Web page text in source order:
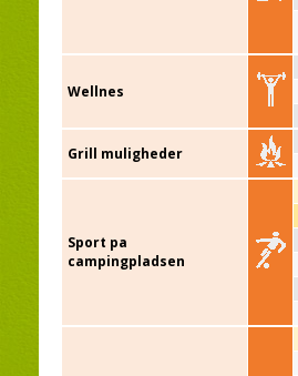
Wellnes
Grill muligheder
Sport pa
campingpladsen